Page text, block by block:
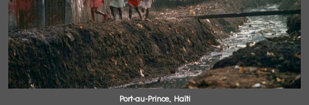
Port-au-Prince, Haïti